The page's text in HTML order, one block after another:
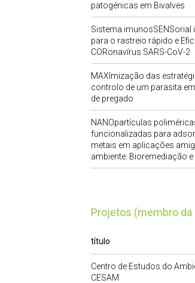
patogénicas em Bivalves
Sistema imunosSENSorial
para o rastreio rápido e
CORonavírus SARS-CoV-2
MAXImização das
controlo de um parasita
de pregado
NANOpartículas
funcionalizadas para
metais em aplicações
ambiente: Bioremediação
Projetos (membro
título
Centro de Estudos do
CESAM